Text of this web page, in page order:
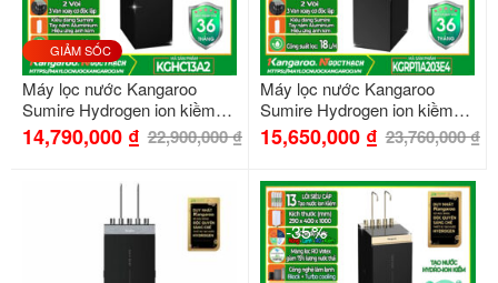
Máy lọc nước Kangaroo
Sumire Hydrogen ion kiềm
nóng lạnh KGHC13A2
GIẢM SỐC
14,790,000 ₫ 22,900,000₫
Máy lọc nước Kangaroo
Sumire Hydrogen ion kiềm
nóng lạnh KGRP11A203E4
15,650,000 ₫ 23,760,000₫
-35%